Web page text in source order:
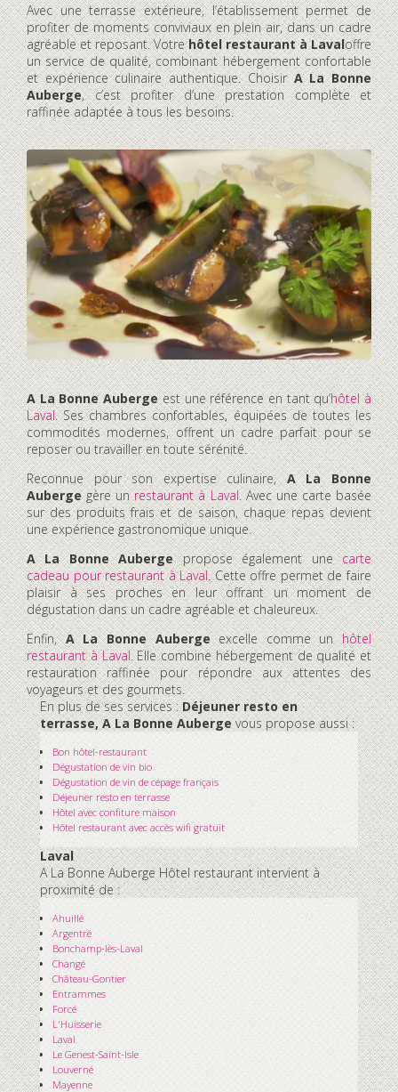
Avec une terrasse extérieure, l’établissement permet de
profiter de moments conviviaux en plein air, dans un cadre
agréable et reposant. Votrehôtel restaurant à Lavaloffre
un service de qualité, combinant hébergement confortable
et expérience culinaire authentique. ChoisirA La Bonne
Auberge, c’est profiter d’une prestation complète et
raffinée adaptée à tous les besoins.
A La Bonne Aubergeest une référence en tant qu’hôtel à
Laval. Ses chambres confortables, équipées de toutes les
commodités modernes, offrent un cadre parfait pour se
reposer ou travailler en toute sérénité.
Reconnue pour son expertise culinaire,A La Bonne
Aubergegère unrestaurant à Laval. Avec une carte basée
sur des produits frais et de saison, chaque repas devient
une expérience gastronomique unique.
A La Bonne Aubergepropose également unecarte
cadeau pour restaurant à Laval. Cette offre permet de faire
plaisir à ses proches en leur offrant un moment de
dégustation dans un cadre agréable et chaleureux.
Enfin,A La Bonne Aubergeexcelle comme unhôtel
restaurant à Laval. Elle combine hébergement de qualité et
restauration raffinée pour répondre aux attentes des
voyageurs et des gourmets.
En plus de ses services :Déjeuner resto en
terrasse, A La Bonne Aubergevous propose aussi :
Bon hôtel-restaurant
Dégustation de vin bio
Dégustation de vin de cépage français
Déjeuner resto en terrasse
Hôtel avec confiture maison
Hôtel restaurant avec accès wifi gratuit
Laval
A La Bonne Auberge Hôtel restaurant intervient à
proximité de :
Ahuillé
Argentré
Bonchamp-lès-Laval
Changé
Château-Gontier
Entrammes
Forcé
L'Huisserie
Laval
Le Genest-Saint-Isle
Louverné
Mayenne